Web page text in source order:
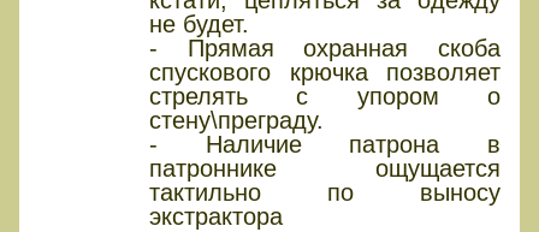
не будет.
- Прямая охранная скоба
спускового крючка позволяет
стрелять с упором о
стену\преграду.
- Наличие патрона в
патроннике ощущается
тактильно по выносу
экстрактора